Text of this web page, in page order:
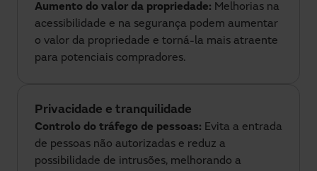
Aumento do valor da propriedade: Melhorias na
acessibilidade e na segurança podem aumentar
o valor da propriedade e torná-la mais atraente
para potenciais compradores.
Privacidade e tranquilidade
Controlo do tráfego de pessoas: Evita a entrada
de pessoas não autorizadas e reduz a
possibilidade de intrusões, melhorando a